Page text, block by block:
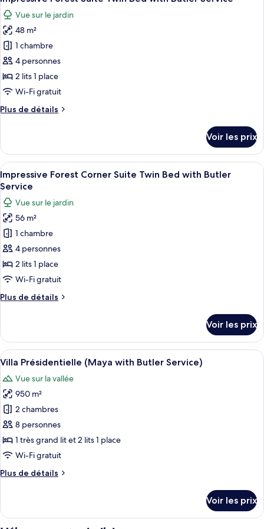
Butler)
chambre
Chambre
(Heavenly
Pool
Villa
with
Butler)
toutes
les
photos
pour
ce
type
de
chambre :
Impressive
Twin
Bed
with
Butler
Service
Vue sur le jardin
48 m²
1 chambre
4 personnes
2 lits 1 place
Wi-Fi gratuit
Plus de détails
Plus
le
type
de
chambre
Forest
Suite
Twin
Bed
with
Service
Voir les prix
Afficher
toutes
les
photos
pour
ce
type
de
chambre :
Forest
Twin
Bed
Butler
Service
Une pièce avec un canapé, un
5
Impressive Forest Corner Suite Twin Bed with Butler
Service
Vue sur le jardin
56 m²
1 chambre
4 personnes
2 lits 1 place
Wi-Fi gratuit
Plus de détails
Plus
le
type
de
Impressive
Forest
Corner
Suite
Twin
Bed
with
Butler
Voir les prix
Afficher
toutes
les
photos
pour
ce
type
de
chambre :
Villa
with
Une chambre avec un lit, une
7
Villa Présidentielle (Maya with Butler Service)
Vue sur la vallée
950 m²
2 chambres
8 personnes
1 très grand lit et 2 lits 1 place
Wi-Fi gratuit
Plus de détails
Plus
le
type
Voir les prix